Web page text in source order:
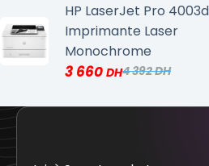
HP LaserJet Pro
Imprimante Laser
Monochrome
4 392
3 660